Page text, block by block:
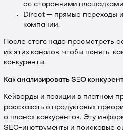
со сторонними
Direct — прямые переходы
компании.
После этого надо просмотреть
из этих каналов, чтобы понять,
конкуренты.
Как анализировать SEO
Кейворды и позиции в платном
рассказать о продуктовых
о планах конкурентов. Эту
SEO-инструменты и поисковые